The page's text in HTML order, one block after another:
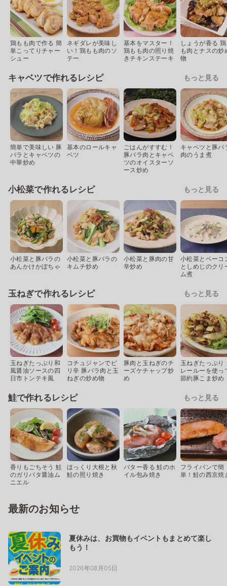
鶏もも肉で作る 簡
単こってりチャー
シュー
ネギダレが美味し
い！鶏もも肉のソ
テー
基本をマスター！
鶏もも肉の照り焼
きチキンステーキ
しょうが香る
も肉とナスの炒
物
キャベツで作れるレシピ もっと見る
簡単で美味しい 豚
バラとキャベツの
中華炒め
基本のロールキャ
ベツ
ごはんがすすむ！
豚バラ肉とキャベ
ツのオイスターソ
ース炒め
キャベツと豚バ
肉のうま煮
小松菜で作れるレシピ もっと見る
小松菜と豚バラの
あんかけかぼちゃ
小松菜と豚バラの
キムチ炒め
小松菜と豚肉の甘
辛炒め
小松菜とベーコ
としめじのクリ
ム煮
玉ねぎで作れるレシピ もっと見る
玉ねぎたっぷり和
風醤油ソースの四
日市トンテキ風
コチュジャンでピ
リ辛 豚バラ肉と玉
ねぎの炒め物
豚肉と玉ねぎのチ
ーズケチャップ炒
め
玉ねぎたっぷり
レールーを使っ
節約豚こま炒め
鮭で作れるレシピ もっと見る
香りもごちそう 鮭
のガリバタ醤油ム
ニエル
ほっくり大根と秋
鮭の照り焼き
バター香る 鮭のホ
イル包み焼き
フライパンで簡
単！鮭の西京焼
最新のお知らせ
夏休みは、お買物もイベントもまとめて楽し
もう！
2026年08月05日